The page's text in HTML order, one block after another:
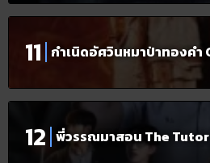
กำเนิดอัศวินหมาป่าทองคำ
พี่วรรณมาสอน The